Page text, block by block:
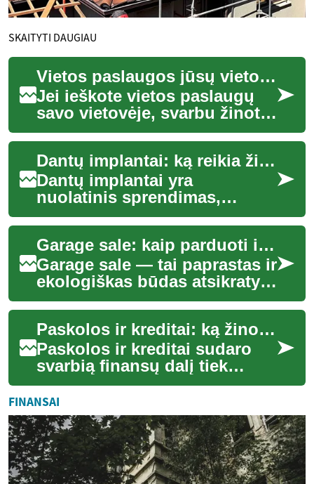
SKAITYTI DAUGIAU
Vietos paslaugos jūsų vietovėje: kaip rasti, palyginti ir pasirinkti tinkamiausią variantą
Jei ieškote vietos paslaugų
savo vietovėje, svarbu žinoti
kelis pagrindinius principus,
kurie padės priimti
informuot...
Dantų implantai: ką reikia žinoti prieš procedūrą
Dantų implantai yra
nuolatinis sprendimas,
skirtas pakeisti prarastus
dantis ir atkurti kramtymo
funkciją bei estetik...
Garage sale: kaip parduoti ir pirkti antrinius daiktus
Garage sale — tai paprastas ir
ekologiškas būdas atsikratyti
nereikalingų daiktų ir rasti
vertingų radinių kitam pirk...
Paskolos ir kreditai: ką žinoti apie loan, credit ir bankus
Paskolos ir kreditai sudaro
svarbią finansų dalį tiek
asmeniniame, tiek verslo
planavime. Šiame tekste
aptarsime, kai...
FINANSAI